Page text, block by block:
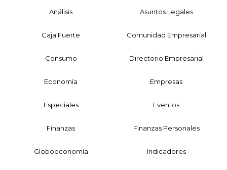
Análisis Asuntos Legales
Caja Fuerte Comunidad Empresarial
Consumo Directorio Empresarial
Economía Empresas
Especiales Eventos
Finanzas Finanzas Personales
Globoeconomía Indicadores